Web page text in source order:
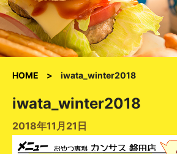
HOME iwata_winter2018
iwata_winter2018
2018年11月21日